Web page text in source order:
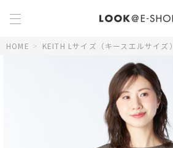
HOME > KEITH Lサイズ（キースエルサイズ）